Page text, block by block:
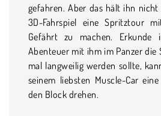
gefahren. Aber das hält ihn
3D-Fahrspiel eine Spritztour
Gefährt zu machen. Erkunde
Abenteuer mit ihm im Panzer die
mal langweilig werden sollte,
seinem liebsten Muscle-Car
den Block drehen.